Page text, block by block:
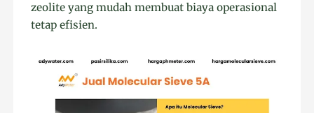
zeolite yang mudah membuat biaya operasional
tetap efisien.